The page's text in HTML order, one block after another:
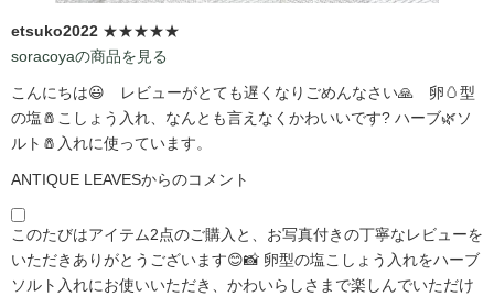
etsuko2022 ★★★★★
soracoyaの商品を見る
こんにちは😃 レビューがとても遅くなりごめんなさい🙏 卵🥚型
の塩🧂こしょう入れ、なんとも言えなくかわいいです?️ ハーブ🌿ソ
ルト🧂入れに使っています。
ANTIQUE LEAVESからのコメント
このたびはアイテム2点のご購入と、お写真付きの丁寧なレビューを
いただきありがとうございます😊📸 卵型の塩こしょう入れをハーブ
ソルト入れにお使いいただき、かわいらしさまで楽しんでいただけ